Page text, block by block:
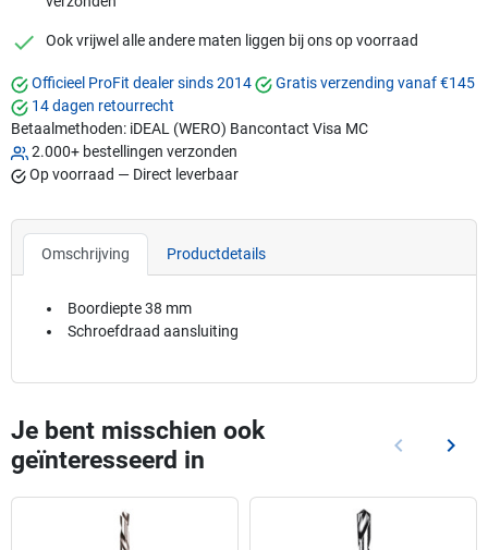
checkmark
Ook vrijwel alle andere maten liggen bij ons op voorraad
Officieel ProFit dealer sinds 2014
Gratis verzending vanaf €145
14 dagen retourrecht
Betaalmethoden: iDEAL (WERO) Bancontact Visa MC
2.000+ bestellingen verzonden
Op voorraad — Direct leverbaar
Omschrijving Productdetails
Boordiepte 38 mm
Schroefdraad aansluiting
Je bent misschien ook
geïnteresseerd in
Vorige
keyboard_arrow_left keyboard_arrow_right